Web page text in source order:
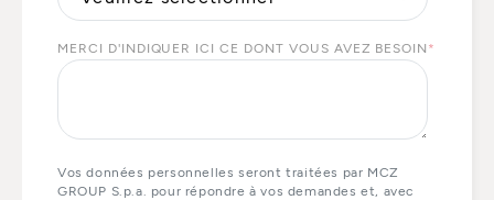
MERCI D'INDIQUER ICI CE DONT VOUS AVEZ BESOIN *
Vos données personnelles seront traitées par MCZ
GROUP S.p.a. pour répondre à vos demandes et, avec